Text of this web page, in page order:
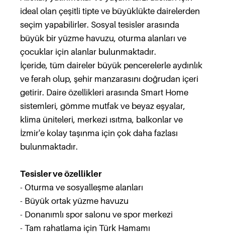
ideal olan çeşitli tipte ve büyüklükte dairelerden
seçim yapabilirler. Sosyal tesisler arasında
büyük bir yüzme havuzu, oturma alanları ve
çocuklar için alanlar bulunmaktadır.
İçeride, tüm daireler büyük pencerelerle aydınlık
ve ferah olup, şehir manzarasını doğrudan içeri
getirir. Daire özellikleri arasında Smart Home
sistemleri, gömme mutfak ve beyaz eşyalar,
klima üniteleri, merkezi ısıtma, balkonlar ve
İzmir'e kolay taşınma için çok daha fazlası
bulunmaktadır.
Tesisler ve özellikler
- Oturma ve sosyalleşme alanları
- Büyük ortak yüzme havuzu
- Donanımlı spor salonu ve spor merkezi
- Tam rahatlama için Türk Hamamı